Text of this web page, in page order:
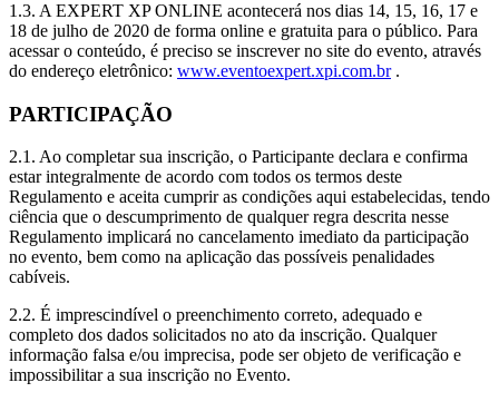
1.3. A EXPERT XP ONLINE acontecerá nos dias 14, 15, 16, 17 e
18 de julho de 2020 de forma online e gratuita para o público. Para
acessar o conteúdo, é preciso se inscrever no site do evento, através
do endereço eletrônico: www.eventoexpert.xpi.com.br.
PARTICIPAÇÃO
2.1. Ao completar sua inscrição, o Participante declara e confirma
estar integralmente de acordo com todos os termos deste
Regulamento e aceita cumprir as condições aqui estabelecidas, tendo
ciência que o descumprimento de qualquer regra descrita nesse
Regulamento implicará no cancelamento imediato da participação
no evento, bem como na aplicação das possíveis penalidades
cabíveis.
2.2. É imprescindível o preenchimento correto, adequado e
completo dos dados solicitados no ato da inscrição. Qualquer
informação falsa e/ou imprecisa, pode ser objeto de verificação e
impossibilitar a sua inscrição no Evento.